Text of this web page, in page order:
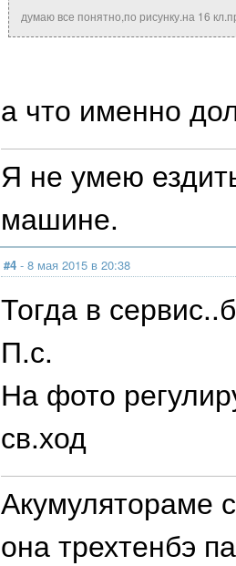
думаю все понятно,по рисунку.на 16
а что именно
Я не умею
машине.
#4 - 8 мая 2015 в 20:38
Тогда в
П.с.
На фото
св.ход
Акумулятораме
она трехтенбэ